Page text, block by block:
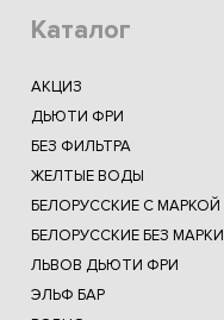
Каталог
АКЦИЗ
ДЬЮТИ ФРИ
БЕЗ ФИЛЬТРА
ЖЕЛТЫЕ ВОДЫ
БЕЛОРУССКИЕ С МАРКОЙ
БЕЛОРУССКИЕ БЕЗ МАРКИ
ЛЬВОВ ДЬЮТИ ФРИ
ЭЛЬФ БАР